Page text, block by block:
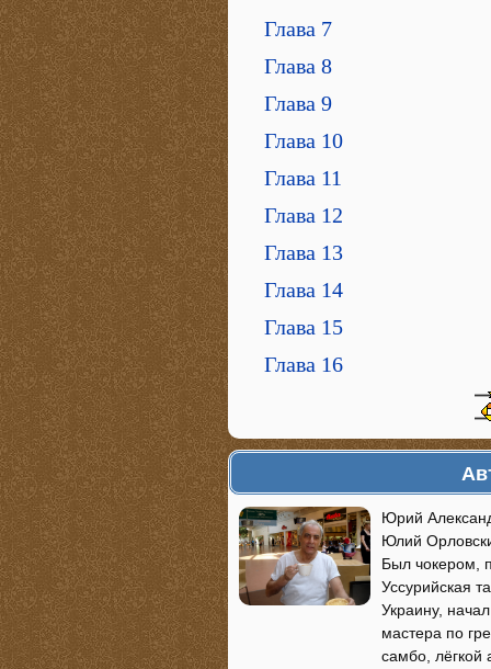
Глава 7
Глава 8
Глава 9
Глава 10
Глава 11
Глава 12
Глава 13
Глава 14
Глава 15
Глава 16
Юрий
Юлий
Был чокером,
Уссурийская
Украину,
мастера по
самбо, лёгкой